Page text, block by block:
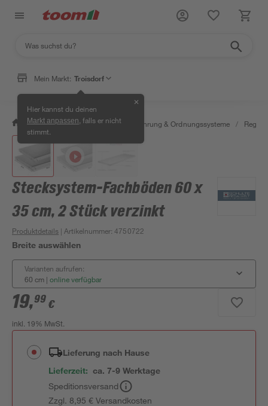
Mein Markt: Troisdorf
Hier kannst du deinen
Markt anpassen , falls er nicht
stimmt.
✕
/ Wohnen & Haushalt / Aufbewahrung & Ordnungssysteme / Regale
Stecksystem-Fachböden 60 x
35 cm, 2 Stück verzinkt
Produktdetails | Artikelnummer:4750722
Breite auswählen
Varianten aufrufen:
60 cm | online verfügbar
19,99 €
inkl. 19% MwSt.
Lieferung nach Hause
Lieferzeit: ca. 7-9 Werktage
Speditionsversand
Zzgl. 8,95 € Versandkosten